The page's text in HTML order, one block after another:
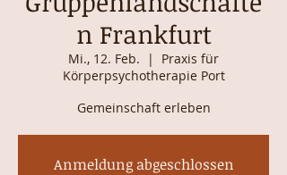
n Frankfurt
Mi., 12. Feb.
  |
Praxis für
Körperpsychotherapie Port
Gemeinschaft erleben
Anmeldung abgeschlossen